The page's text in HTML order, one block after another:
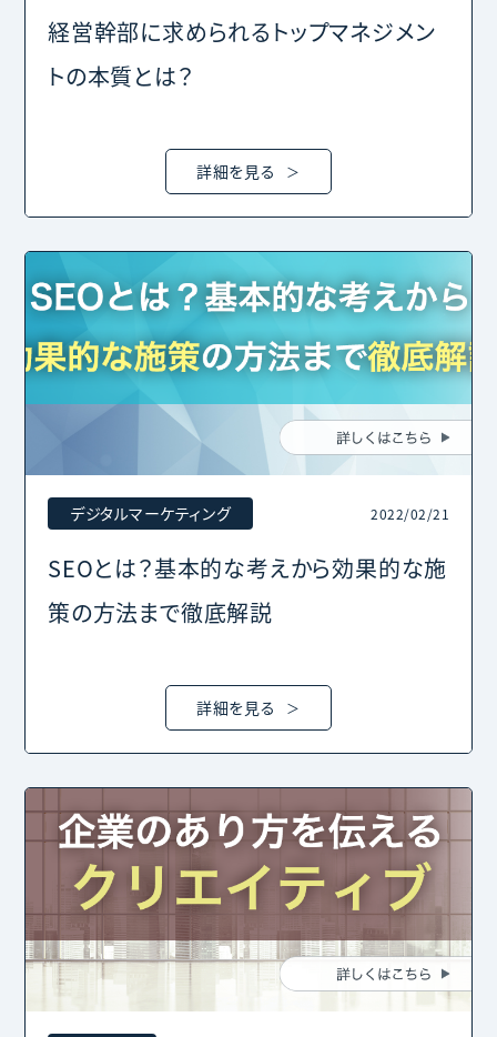
経営幹部に求められるトップマネジメン
トの本質とは？
詳細を見る
デジタルマーケティング 2022/02/21
SEOとは？基本的な考えから効果的な施
策の方法まで徹底解説
詳細を見る